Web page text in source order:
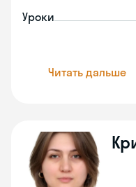
Уроки
Читать дальше